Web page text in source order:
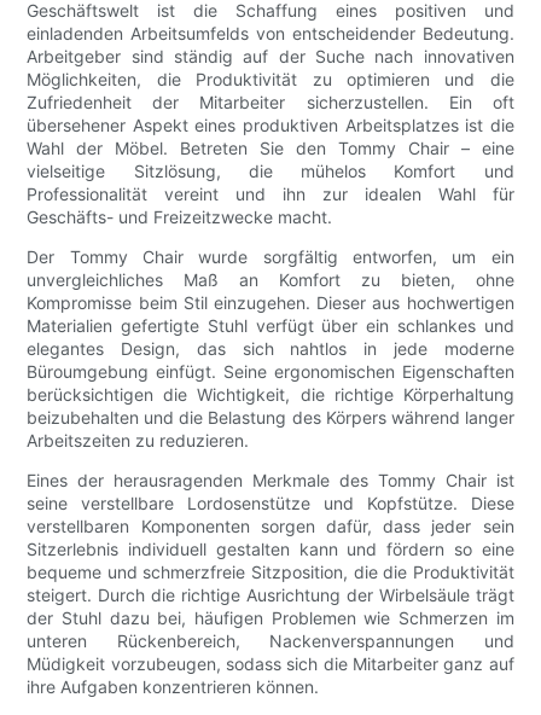
Geschäftswelt ist die Schaffung eines positiven und
einladenden Arbeitsumfelds von entscheidender Bedeutung.
Arbeitgeber sind ständig auf der Suche nach innovativen
Möglichkeiten, die Produktivität zu optimieren und die
Zufriedenheit der Mitarbeiter sicherzustellen. Ein oft
übersehener Aspekt eines produktiven Arbeitsplatzes ist die
Wahl der Möbel. Betreten Sie den Tommy Chair – eine
vielseitige Sitzlösung, die mühelos Komfort und
Professionalität vereint und ihn zur idealen Wahl für
Geschäfts- und Freizeitzwecke macht.
Der Tommy Chair wurde sorgfältig entworfen, um ein
unvergleichliches Maß an Komfort zu bieten, ohne
Kompromisse beim Stil einzugehen. Dieser aus hochwertigen
Materialien gefertigte Stuhl verfügt über ein schlankes und
elegantes Design, das sich nahtlos in jede moderne
Büroumgebung einfügt. Seine ergonomischen Eigenschaften
berücksichtigen die Wichtigkeit, die richtige Körperhaltung
beizubehalten und die Belastung des Körpers während langer
Arbeitszeiten zu reduzieren.
Eines der herausragenden Merkmale des Tommy Chair ist
seine verstellbare Lordosenstütze und Kopfstütze. Diese
verstellbaren Komponenten sorgen dafür, dass jeder sein
Sitzerlebnis individuell gestalten kann und fördern so eine
bequeme und schmerzfreie Sitzposition, die die Produktivität
steigert. Durch die richtige Ausrichtung der Wirbelsäule trägt
der Stuhl dazu bei, häufigen Problemen wie Schmerzen im
unteren Rückenbereich, Nackenverspannungen und
Müdigkeit vorzubeugen, sodass sich die Mitarbeiter ganz auf
ihre Aufgaben konzentrieren können.